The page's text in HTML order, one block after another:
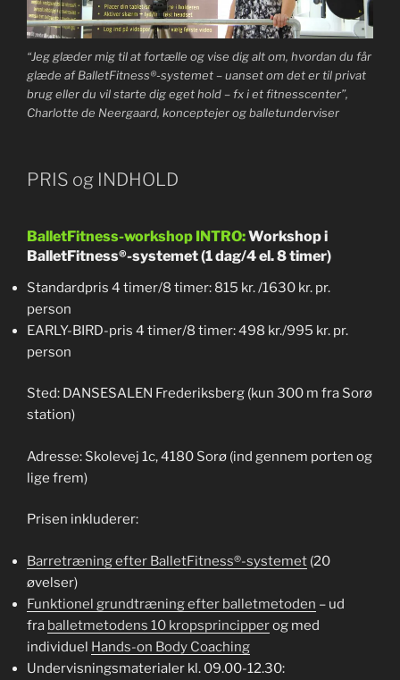
“Jeg glæder mig til at fortælle og vise dig alt om, hvordan du får
glæde af BalletFitness®-systemet – uanset om det er til privat
brug eller du vil starte dig eget hold – fx i et fitnesscenter”,
Charlotte de Neergaard, konceptejer og balletunderviser
PRIS og INDHOLD
BalletFitness-workshop INTRO:Workshop i
BalletFitness®-systemet (1 dag/4 el. 8 timer)
Standardpris 4 timer/8 timer: 815 kr. /1630 kr. pr.
person
EARLY-BIRD-pris 4 timer/8 timer: 498 kr./995 kr. pr.
person
Sted: DANSESALEN Frederiksberg (kun 300 m fra Sorø
station)
Adresse: Skolevej 1c, 4180 Sorø (ind gennem porten og
lige frem)
Prisen inkluderer:
Barretræning efter BalletFitness®-systemet (20
øvelser)
Funktionel grundtræning efter balletmetoden – ud
fra balletmetodens 10 kropsprincipperog med
individuel Hands-on Body Coaching
Undervisningsmaterialer kl. 09.00-12.30: